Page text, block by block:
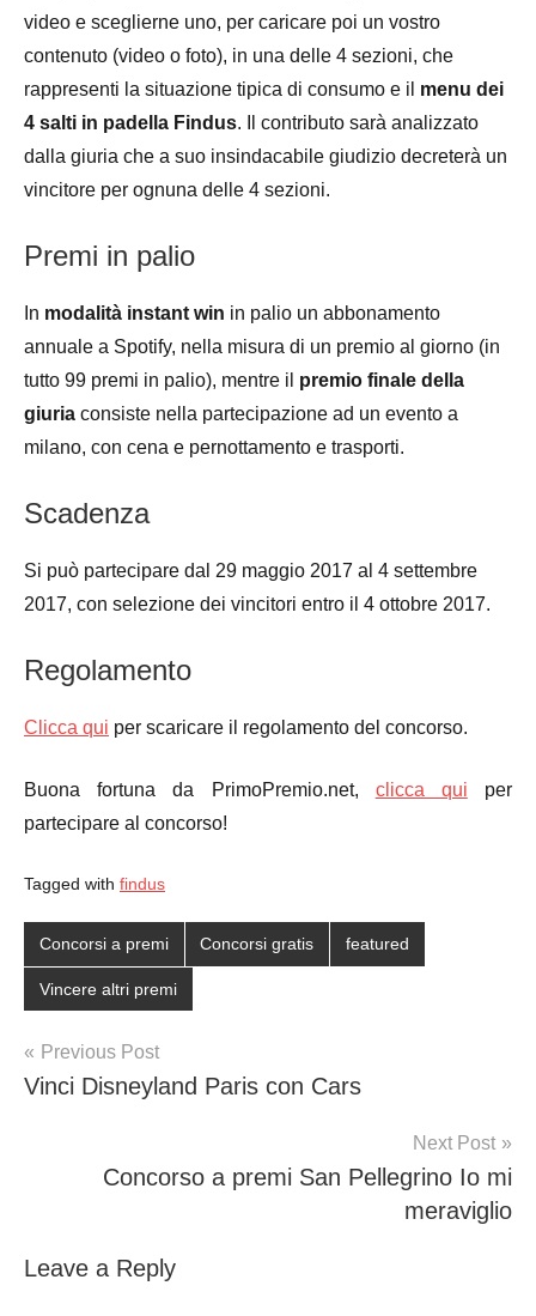
video e sceglierne uno, per caricare poi un vostro
contenuto (video o foto), in una delle 4 sezioni, che
rappresenti la situazione tipica di consumo e il menu dei
4 salti in padella Findus. Il contributo sarà analizzato
dalla giuria che a suo insindacabile giudizio decreterà un
vincitore per ognuna delle 4 sezioni.
Premi in palio
In modalità instant win in palio un abbonamento
annuale a Spotify, nella misura di un premio al giorno (in
tutto 99 premi in palio), mentre il premio finale della
giuria consiste nella partecipazione ad un evento a
milano, con cena e pernottamento e trasporti.
Scadenza
Si può partecipare dal 29 maggio 2017 al 4 settembre
2017, con selezione dei vincitori entro il 4 ottobre 2017.
Regolamento
Clicca qui per scaricare il regolamento del concorso.
Buona fortuna da PrimoPremio.net, clicca qui per
partecipare al concorso!
Tagged with findus
Concorsi a premi Concorsi gratis featured
Vincere altri premi
Post
navigation
Previous Post
Vinci Disneyland Paris con Cars
Next Post
Concorso a premi San Pellegrino Io mi
meraviglio
Leave a Reply